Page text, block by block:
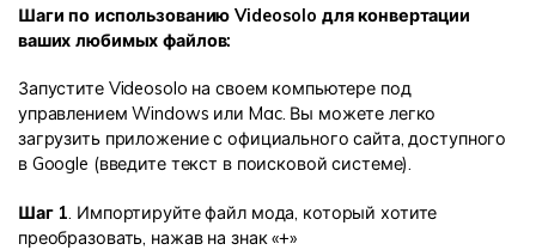
Шаги по использованию Videosolo для конвертации
ваших любимых файлов:
Запустите Videosolo на своем компьютере под
управлением Windows или Mac. Вы можете легко
загрузить приложение с официального сайта, доступного
в Google (введите текст в поисковой системе).
Шаг 1. Импортируйте файл мода, который хотите
преобразовать, нажав на знак «+»